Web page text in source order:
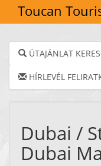
Toucan
ÚTAJÁNLAT
HÍRLEVÉL
Dubai /
Dubai